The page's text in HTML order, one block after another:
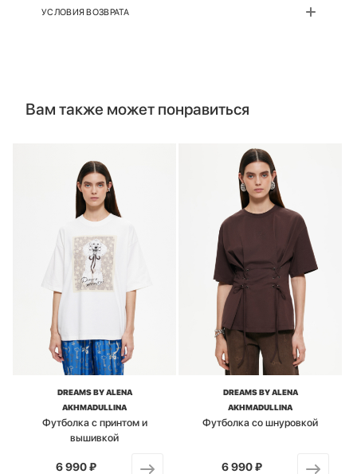
УСЛОВИЯ ВОЗВРАТА
Вам также может понравиться
DREAMS BY ALENA
AKHMADULLINA
Футболка с принтом и
вышивкой
от
6 990 ₽
DREAMS BY ALENA
AKHMADULLINA
Футболка со шнуровкой
от
6 990 ₽